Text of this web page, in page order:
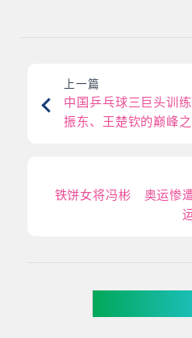
上一篇
中国乒乓球三巨头训
振东、王楚钦的巅峰
铁饼女将冯彬 奥运惨